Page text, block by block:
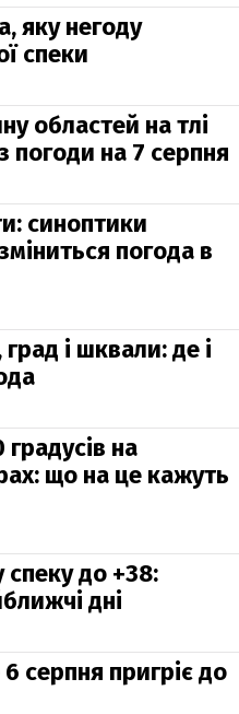
яку негоду
спеки
областей на тлі
погоди на 7 серпня
синоптики
погода в
і шквали: де і
на
що на це кажуть
спеку до +38:
дні
6 серпня пригріє до